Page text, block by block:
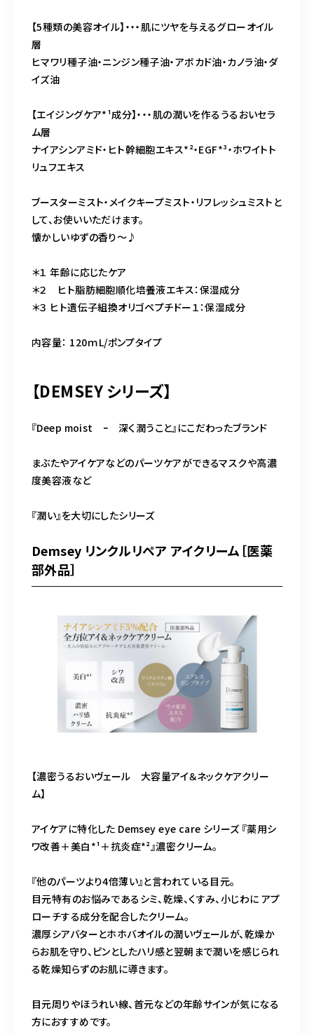
【5種類の美容オイル】・・・肌にツヤを与えるグローオイル
層
ヒマワリ種子油・ニンジン種子油・アボカド油・カノラ油・ダ
イズ油
【エイジングケア*¹成分】・・・肌の潤いを作るうるおいセラ
ム層
ナイアシンアミド・ヒト幹細胞エキス*²・EGF*³・ホワイトト
リュフエキス
ブースターミスト・メイクキープミスト・リフレッシュミストと
して、お使いいただけます。
懐かしいゆずの香り〜♪
＊１ 年齢に応じたケア
＊２ ヒト脂肪細胞順化培養液エキス：保湿成分
＊３ ヒト遺伝子組換オリゴペプチドー１：保湿成分
内容量： 120ｍL/ポンプタイプ
【DEMSEY シリーズ】
『Deep moist ｰ 深く潤うこと』にこだわったブランド
まぶたやアイケアなどのパーツケアができるマスクや高濃
度美容液など
『潤い』を大切にしたシリーズ
Demsey リンクルリペア アイクリーム［医薬
部外品］
【濃密うるおいヴェール 大容量アイ＆ネックケアクリー
ム】
アイケアに特化した Demsey eye care シリーズ 『薬用シ
ワ改善＋美白*¹＋抗炎症*²』濃密クリーム。
『他のパーツより4倍薄い』と言われている目元。
目元特有のお悩みであるシミ、乾燥、くすみ、小じわに アプ
ローチする成分を配合したクリーム。
濃厚シアバターとホホバオイルの潤いヴェールが、乾燥か
らお肌を守り、ピンとしたハリ感と翌朝まで潤いを感じられ
る乾燥知らずのお肌に導きます。
目元周りやほうれい線、首元などの年齢サインが気になる
方におすすめです。